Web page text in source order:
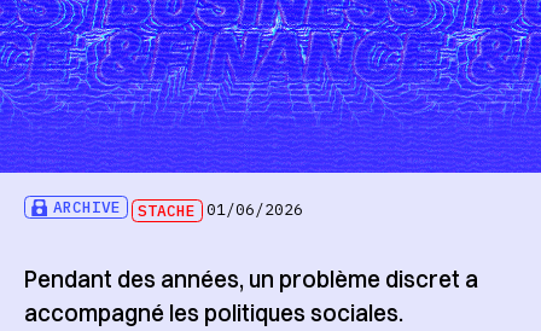
ARCHIVE STACHE 01/06/2026
Pendant des années, un problème discret a
accompagné les politiques sociales.